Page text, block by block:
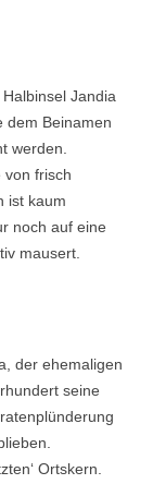
Jandia
dem Beinamen
werden.
von frisch
ist kaum
noch auf eine
mausert.
der ehemaligen
seine
Ortskern.